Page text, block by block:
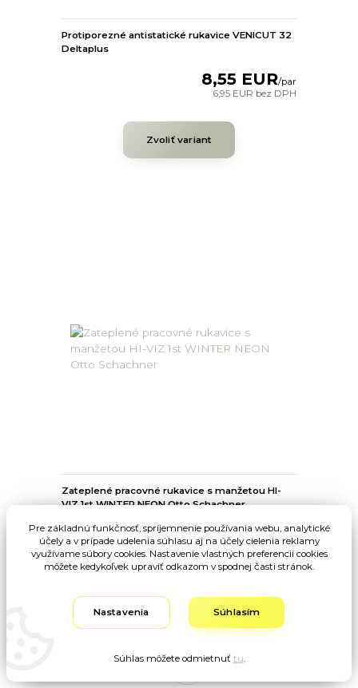
Protiporezné antistatické rukavice VENICUT 32
Deltaplus
8,55 EUR/par
6,95 EUR bez DPH
Zvoliť variant
Zateplené pracovné rukavice s manžetou HI-
VIZ 1st WINTER NEON Otto Schachner
32,60 EUR
ks
26,50 EUR
bez DPH
Zvoliť variant
Pre základnú funkčnosť, spríjemnenie používania webu, analytické
účely a v prípade udelenia súhlasu aj na účely cielenia reklamy
využívame súbory cookies. Nastavenie vlastných preferencií cookies
môžete kedykoľvek upraviť odkazom v spodnej časti stránok.
Nastavenia Súhlasím
Súhlas môžete odmietnuť tu.